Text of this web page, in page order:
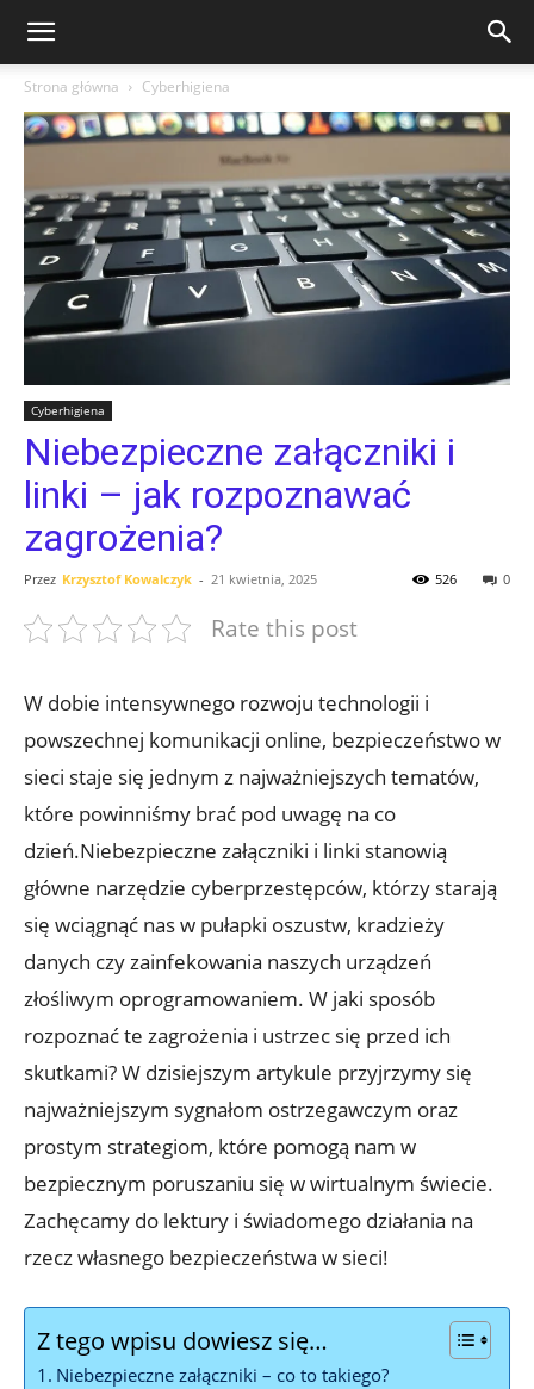
Strona główna Cyberhigiena
Cyberhigiena
Niebezpieczne załączniki i
linki – jak rozpoznawać
zagrożenia?
Przez Krzysztof Kowalczyk - 21 kwietnia, 2025 0
526
Rate this post
W dobie intensywnego rozwoju technologii i
powszechnej komunikacji online, bezpieczeństwo w
sieci staje się jednym z najważniejszych tematów,
które powinniśmy brać pod uwagę na co
dzień.Niebezpieczne załączniki i linki stanowią
główne narzędzie cyberprzestępców, którzy starają
się wciągnąć nas w pułapki oszustw, kradzieży
danych czy zainfekowania naszych urządzeń
złośliwym oprogramowaniem. W jaki sposób
rozpoznać te zagrożenia i ustrzec się przed ich
skutkami? W dzisiejszym artykule przyjrzymy się
najważniejszym sygnałom ostrzegawczym oraz
prostym strategiom, które pomogą nam w
bezpiecznym poruszaniu się w wirtualnym świecie.
Zachęcamy do lektury i świadomego działania na
rzecz własnego bezpieczeństwa w sieci!
Z tego wpisu dowiesz się…
Niebezpieczne załączniki – co to takiego?